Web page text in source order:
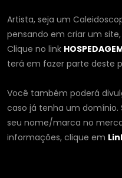
Artista, seja um
pensando em criar um
Clique no link
terá em fazer parte deste
Você também poderá
caso já tenha um
seu nome/marca no
informações, clique em